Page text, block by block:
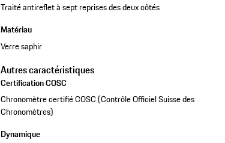
Traité antireflet à sept reprises des deux côtés
Matériau
Verre saphir
Autres caractéristiques
Certification COSC
Chronomètre certifié COSC (Contrôle Officiel Suisse des
Chronomètres)
Dynamique